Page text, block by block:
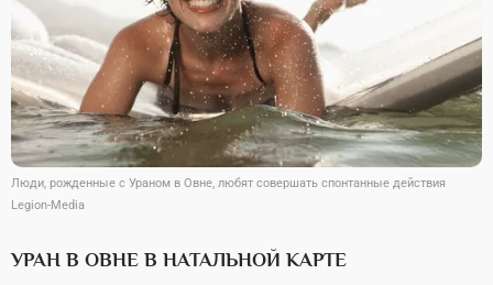
Люди, рожденные с Ураном в Овне, любят совершать спонтанные действия
Legion-Media
УРАН В ОВНЕ В НАТАЛЬНОЙ КАРТЕ